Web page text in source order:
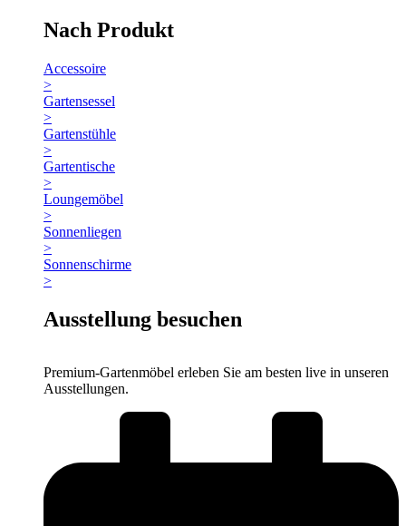
Nach Produkt
Accessoire
>
Gartensessel
>
Gartenstühle
>
Gartentische
>
Loungemöbel
>
Sonnenliegen
>
Sonnenschirme
>
Ausstellung besuchen
Premium-Gartenmöbel erleben Sie am besten live in unseren
Ausstellungen.